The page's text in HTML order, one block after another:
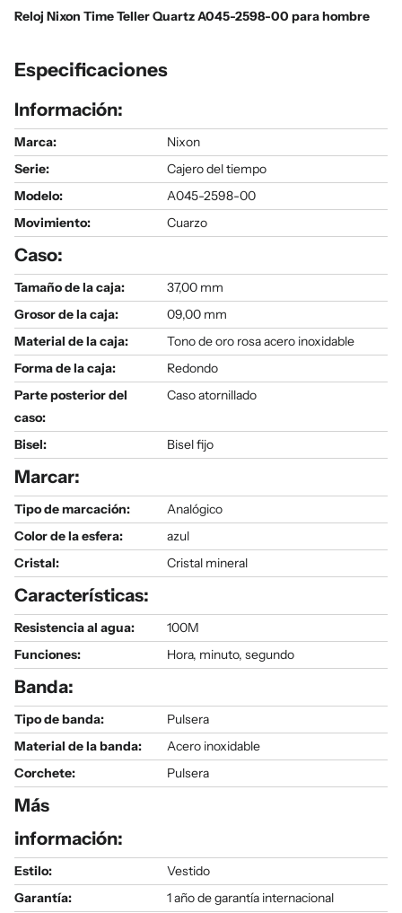
Reloj Nixon Time Teller Quartz A045-2598-00 para hombre
Especificaciones
Información:
Marca:
Nixon
Serie:
Cajero del tiempo
Modelo:
A045-2598-00
Movimiento:
Cuarzo
Caso:
Tamaño de la caja:
37,00 mm
Grosor de la caja:
09,00 mm
Material de la caja:
Tono de oro rosa acero inoxidable
Forma de la caja:
Redondo
Parte posterior del
caso:
Caso atornillado
Bisel: Bisel fijo
Marcar:
Tipo de marcación:
Analógico
Color de la esfera:
azul
Cristal:
Cristal mineral
Características:
Resistencia al agua:
100M
Funciones:
Hora, minuto, segundo
Banda:
Tipo de banda:
Pulsera
Material de la banda:
Acero inoxidable
Corchete:
Pulsera
Más
información:
Estilo:
Vestido
Garantía:
1 año de garantía internacional